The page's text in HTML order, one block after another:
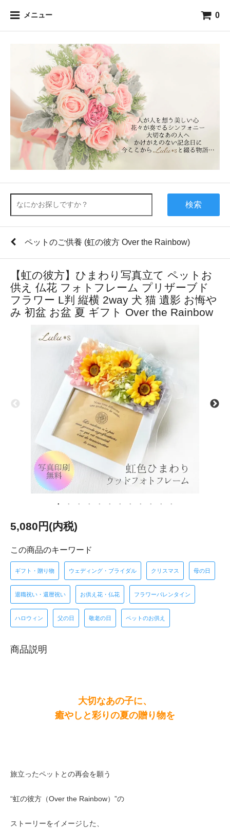
メニュー 0
検索
ペットのご供養 (虹の彼方 Over the Rainbow)
【虹の彼方】ひまわり写真立て ペットお
供え 仏花 フォトフレーム プリザーブド
フラワー L判 縦横 2way 犬 猫 遺影 お悔や
み 初盆 お盆 夏 ギフト Over the Rainbow
5,080円(内税)
この商品のキーワード
ギフト・贈り物 ウェディング・ブライダル クリスマス 母の日
退職祝い・還暦祝い お供え花・仏花 フラワーバレンタイン
ハロウィン 父の日 敬老の日 ペットのお供え
商品説明
大切なあの子に、
癒やしと彩りの夏の贈り物を
旅立ったペットとの再会を願う
“虹の彼方（Over the Rainbow）”の
ストーリーをイメージした、